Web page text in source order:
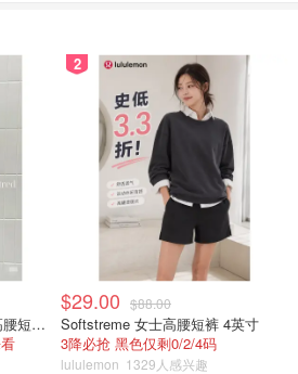
的法院判决、书籍和其他权威的引
该草案的外观和时间符合法院惯
lululemon Softstreme 女士高腰短裤 10cm
2
$29.00 $88.00
Softstreme 女士高腰短裤 4英寸
3降必抢 黑色仅剩0/2/4码
lululemon 1329人感兴趣